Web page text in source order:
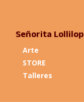
Señorita Lollilop
Arte
STORE
Talleres